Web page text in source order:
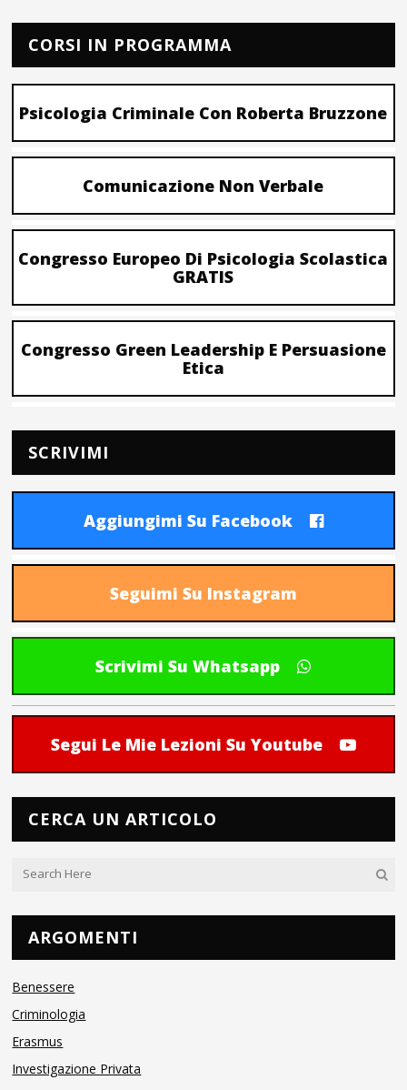
CORSI IN PROGRAMMA
Psicologia Criminale Con Roberta Bruzzone
Comunicazione Non Verbale
Congresso Europeo Di Psicologia Scolastica
GRATIS
Congresso Green Leadership E Persuasione
Etica
SCRIVIMI
Aggiungimi Su Facebook
Seguimi Su Instagram
Scrivimi Su Whatsapp
Segui Le Mie Lezioni Su Youtube
CERCA UN ARTICOLO
ARGOMENTI
Benessere
Criminologia
Erasmus
Investigazione Privata